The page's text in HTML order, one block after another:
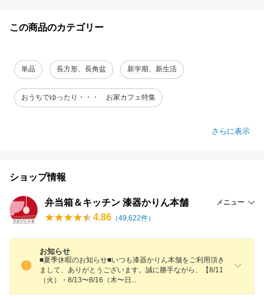
この商品のカテゴリー
単品 長方形、長角盆 新学期、新生活
おうちでゆったり・・・ お家カフェ特集
さらに表示
ショップ情報
弁当箱＆キッチン 漆器かりん本舗 メニュー
4.86 （49,622件）
お知らせ
■夏季休暇のお知らせ■いつも漆器かりん本舗をご利用頂き
まして、ありがとうございます。誠に勝手ながら、【8/11
（火）・8/13〜8/16（木〜日